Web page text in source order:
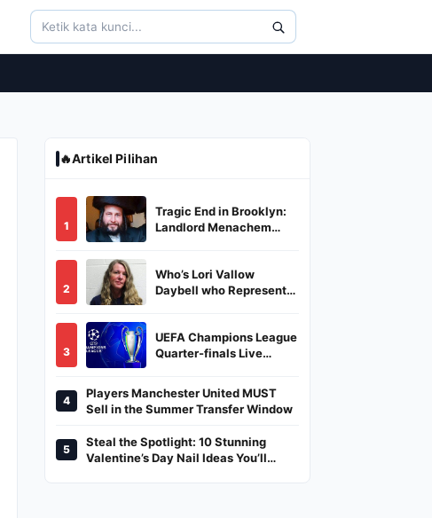
🔥Artikel Pilihan
1
Tragic End in Brooklyn:
Landlord Menachem
Burned in a Dumpster
2
Who’s Lori Vallow
Daybell who Represents
3
UEFA Champions League
Quarter-finals Live
And Where To Watch
4
Players Manchester United MUST
Sell in the Summer Transfer Window
5
Steal the Spotlight: 10 Stunning
Valentine’s Day Nail Ideas You’ll